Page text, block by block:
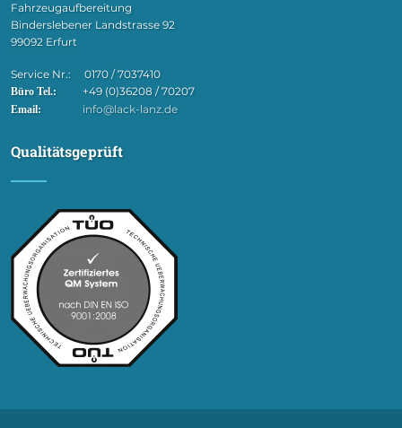
Fahrzeugaufbereitung
Binderslebener Landstrasse 92
99092 Erfurt
Service Nr.: 0170 / 7037410
Büro Tel.: +49 (0)36208 / 70207
Email: info@lack-lanz.de
Qualitätsgeprüft